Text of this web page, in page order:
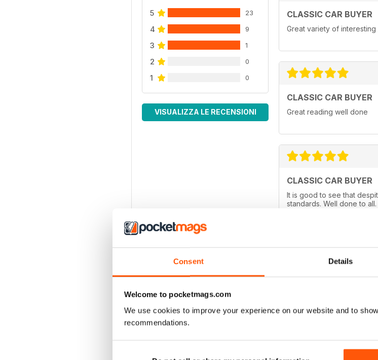
Consent Details
Welcome to pocketmags.com
We use cookies to improve your experience on our website and to
recommendations.
5 23
4 9
3 1
2 0
1 0
VISUALIZZA LE RECENSIONI
CLASSIC CAR BUYER
Great variety of
CLASSIC CAR BUYER
Great reading well done
CLASSIC CAR BUYER
It is good to see that
standards. Well done to all.
TOP MAGAZINE,